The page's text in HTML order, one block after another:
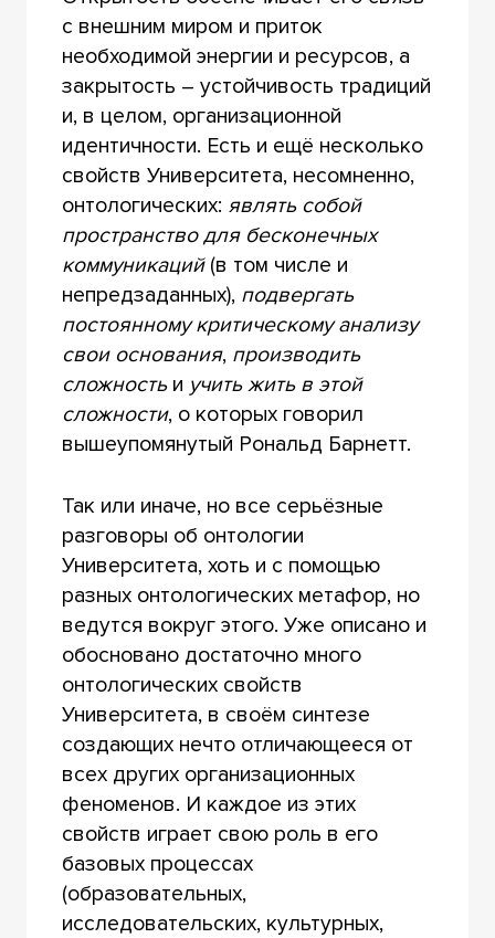
с внешним миром и приток
необходимой энергии и ресурсов, а
закрытость – устойчивость традиций
и, в целом, организационной
идентичности. Есть и ещё несколько
свойств Университета, несомненно,
онтологических: являть собой
пространство для бесконечных
коммуникаций (в том числе и
непредзаданных), подвергать
постоянному критическому анализу
свои основания, производить
сложность и учить жить в этой
сложности, о которых говорил
вышеупомянутый Рональд Барнетт.
Так или иначе, но все серьёзные
разговоры об онтологии
Университета, хоть и с помощью
разных онтологических метафор, но
ведутся вокруг этого. Уже описано и
обосновано достаточно много
онтологических свойств
Университета, в своём синтезе
создающих нечто отличающееся от
всех других организационных
феноменов. И каждое из этих
свойств играет свою роль в его
базовых процессах
(образовательных,
исследовательских, культурных,